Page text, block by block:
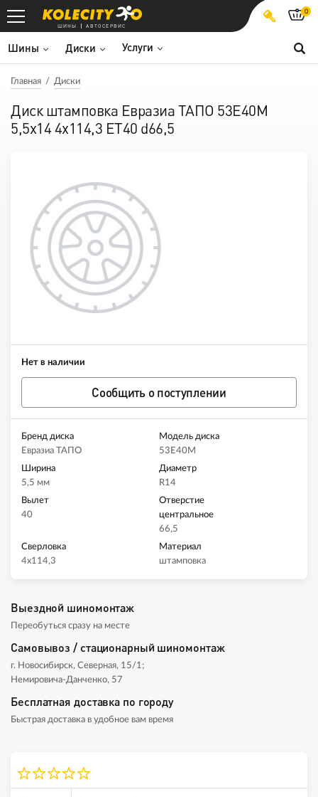
ШИНЫ АВТОСЕРВИС
Шины Диски Услуги
0
Главная Диски
Диск штамповка Евразиа ТАПО 53E40M
5,5x14 4x114,3 ET40 d66,5
Нет в наличии
Сообщить о поступлении
Бренд диска
Евразиа ТАПО
Модель диска
53E40M
Ширина
5,5 мм
Диаметр
R14
Вылет
40
Отверстие
центральное
66,5
Сверловка
4x114,3
Материал
штамповка
Выездной шиномонтаж
Переобуться сразу на месте
Самовывоз / стационарный шиномонтаж
г. Новосибирск, Северная, 15/1;
Немировича-Данченко, 57
Бесплатная доставка по городу
Быстрая доставка в удобное вам время